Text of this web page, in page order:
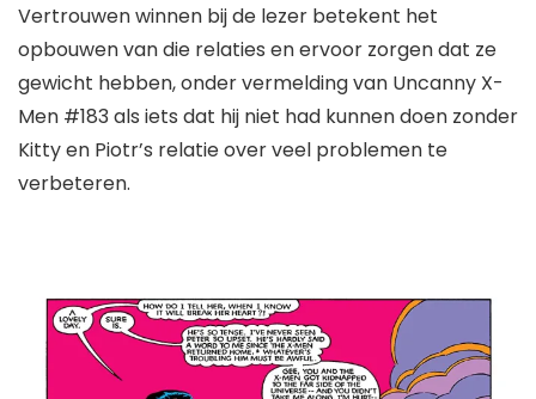
Vertrouwen winnen bij de lezer betekent het
opbouwen van die relaties en ervoor zorgen dat ze
gewicht hebben, onder vermelding van Uncanny X-
Men #183als iets dat hij niet had kunnen doen zonder
Kitty en Piotr’s relatie over veel problemen te
verbeteren.